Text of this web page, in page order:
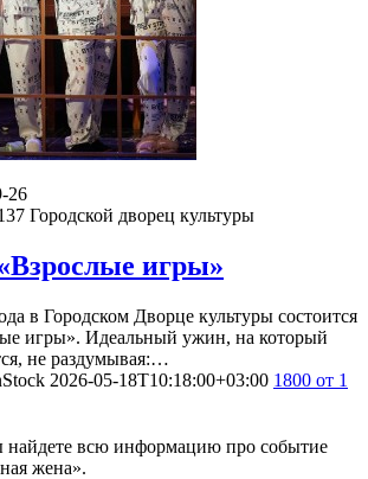
26
Городской дворец культуры
игры»
в Городском Дворце культуры состоится
игры». Идеальный ужин, на который
не раздумывая:…
2026-05-18T10:18:00+03:00 1800 от 1
найдете всю информацию про событие
жена».